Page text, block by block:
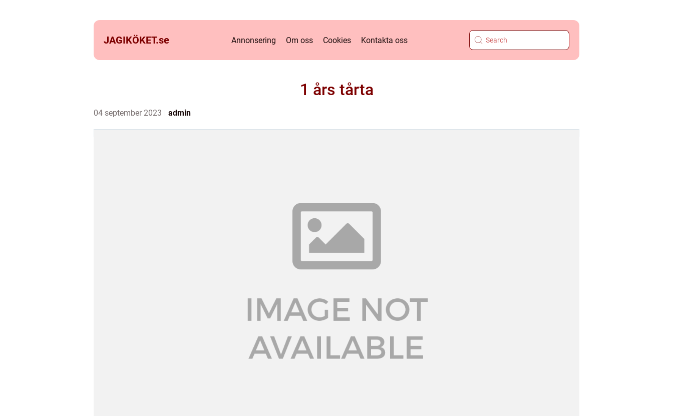
JAGIKÖKET.se Annonsering Om oss Cookies Kontakta oss
1 års tårta
04 september 2023 admin